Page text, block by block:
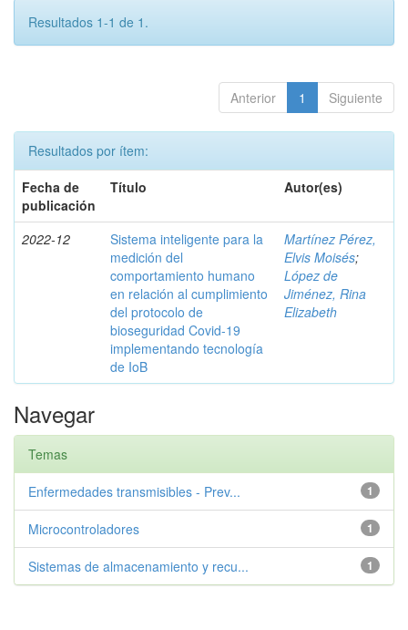
Resultados 1-1 de 1.
Anterior 1 Siguiente
Resultados por ítem:
Fecha de
publicación
Título Autor(es)
2022-12
Sistema inteligente para la
medición del
comportamiento humano
en relación al cumplimiento
del protocolo de
bioseguridad Covid-19
implementando tecnología
de IoB
Martínez Pérez,
Elvis Moisés;
López de
Jiménez, Rina
Elizabeth
Navegar
Temas
1
Enfermedades transmisibles - Prev...
1
Microcontroladores
1
Sistemas de almacenamiento y recu...